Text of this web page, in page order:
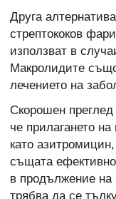
Друга
стрептококов
използват в
Макролидите
лечението на
Скорошен преглед
че прилагането
като
същата
в продължение на
трябва да се